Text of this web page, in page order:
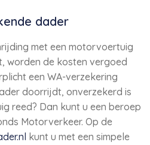
dader
met een motorvoertuig
worden de kosten vergoed
een WA-verzekering
doorrijdt, onverzekerd is
reed? Dan kunt u een beroep
Motorverkeer. Op de
kunt u met een simpele